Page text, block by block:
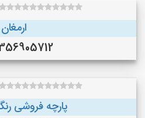
ارمغان
()
پارچه فروشی